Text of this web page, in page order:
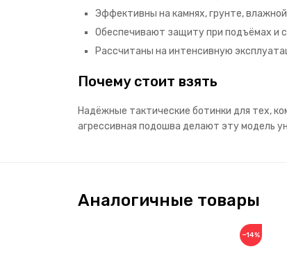
Эффективны на камнях, грунте,
Обеспечивают защиту при подъёмах и
Рассчитаны на интенсивную
Почему стоит взять
Надёжные тактические ботинки для тех,
агрессивная подошва делают эту модель
Аналогичные товары
−14%